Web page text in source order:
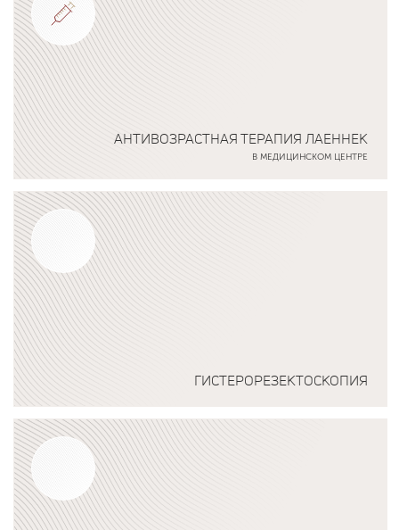
АНТИВОЗРАСТНАЯ ТЕРАПИЯ ЛАЕННЕК
В МЕДИЦИНСКОМ ЦЕНТРЕ
Подробнее о программе
ГИСТЕРОРЕЗЕКТОСКОПИЯ
Подробнее о программе